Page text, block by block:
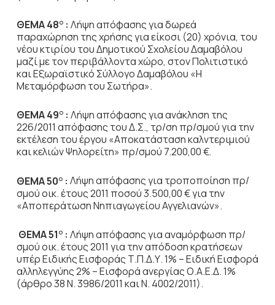
ΘΕΜΑ 48Ο: Λήψη απόφασης για δωρεά
παραχώρηση της χρήσης για είκοσι (20) χρόνια, του
νέου κτιρίου του Δημοτικού Σχολείου Δαμαβόλου
μαζί με τον περιβάλλοντα χώρο, στον Πολιτιστικό
και Εξωραϊστικό Σύλλογο Δαμαβόλου «Η
Μεταμόρφωση του Σωτήρα».
ΘΕΜΑ 49Ο: Λήψη απόφασης για ανάκληση της
226/2011 απόφασης του Δ.Σ., τρ/ση πρ/σμού για την
εκτέλεση του έργου «Αποκατάσταση καλντεριμιού
και κελιών Ψηλορείτη» πρ/σμού 7.200,00 €.
ΘΕΜΑ 50Ο: Λήψη απόφασης για τροποποίηση πρ/
σμού οικ. έτους 2011 ποσού 3.500,00 € για την
«Αποπεράτωση Νηπιαγωγείου Αγγελιανών».
ΘΕΜΑ 51 Ο: Λήψη απόφασης για αναμόρφωση πρ/
σμού οικ. έτους 2011 για την απόδοση κρατήσεων
υπέρ Ειδικής Εισφοράς Τ.Π.Δ.Υ. 1% – Ειδική Εισφορά
αλληλεγγύης 2% – Εισφορά ανεργίας Ο.Α.Ε.Δ. 1%
(άρθρο 38 Ν. 3986/2011 και Ν. 4002/2011).